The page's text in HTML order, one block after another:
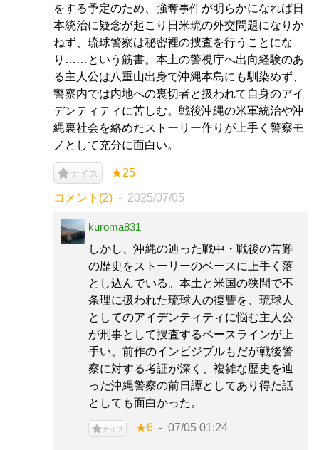
をする予定のため、強奪事件が明らかになれば日
本統治に疑念が起こり日米琉の外交問題になりか
ねず、琉球警察は秘密裡の捜査を行うことにな
り……という筋書。本土の警視庁へ出向経験のあ
る主人公は八重山出身で沖縄本島にも馴染めず、
警察内では内地への裏切者と扱われて自身のアイ
デンティティに苦しむ。戦後沖縄の米軍統治や沖
縄裏社会を絡めたストーリー作りが上手く警察モ
ノとして充分に面白い。
ナイス ★25
コメント(2) 2025/07/05
kuroma831
しかし、沖縄の辿った戦中・戦後の苦難
の歴史をストーリーのベースに上手く落
とし込んでいる。本土と米国の狭間で不
条理に扱われた琉球人の復讐を、琉球人
としてのアイデンティティに悩む主人公
が刑事として捜査するベースラインが上
手い。前作のインビジブルもだが戦後警
察に対する考証が深く、複雑な歴史を辿
った沖縄警察の前日譚としてあり得た話
としても面白かった。
ナイス ★6 07/05 01:24